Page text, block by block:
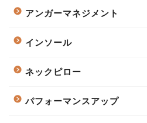
アンガーマネジメント
インソール
ネックピロー
パフォーマンスアップ